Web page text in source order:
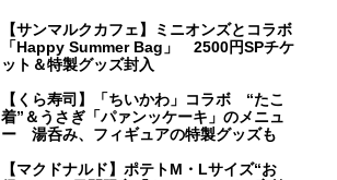
【サンマルクカフェ】ミニオンズとコラボ
「Happy Summer Bag」 2500円SPチケ
ット＆特製グッズ封入
【くら寿司】「ちいかわ」コラボ “たこ
着”＆うさぎ「パァンッケーキ」のメニュ
ー 湯呑み、フィギュアの特製グッズも
【マクドナルド】ポテトM・Lサイズ“お